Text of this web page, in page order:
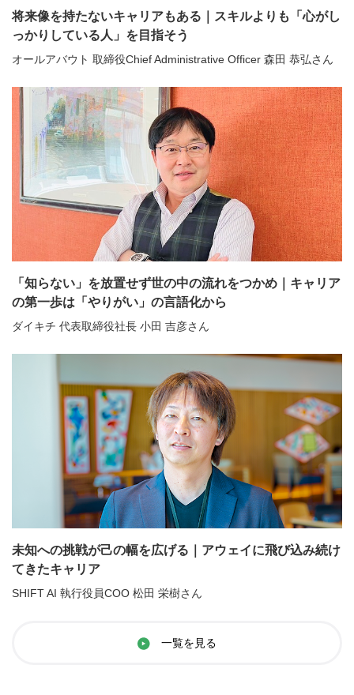
将来像を持たないキャリアもある｜スキルよりも「心がし
っかりしている人」を目指そう
オールアバウト 取締役Chief Administrative Officer 森田 恭弘さん
「知らない」を放置せず世の中の流れをつかめ｜キャリア
の第一歩は「やりがい」の言語化から
ダイキチ 代表取締役社長 小田 吉彦さん
未知への挑戦が己の幅を広げる｜アウェイに飛び込み続け
てきたキャリア
SHIFT AI 執行役員COO 松田 栄樹さん
一覧を見る